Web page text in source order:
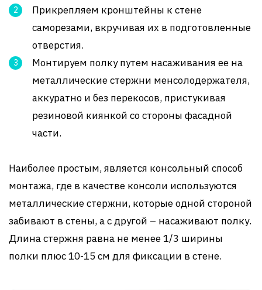
Прикрепляем кронштейны к стене
саморезами, вкручивая их в подготовленные
отверстия.
Монтируем полку путем насаживания ее на
металлические стержни менсолодержателя,
аккуратно и без перекосов, пристукивая
резиновой киянкой со стороны фасадной
части.
Наиболее простым, является консольный способ
монтажа, где в качестве консоли используются
металлические стержни, которые одной стороной
забивают в стены, а с другой – насаживают полку.
Длина стержня равна не менее 1/3 ширины
полки плюс 10-15 см для фиксации в стене.